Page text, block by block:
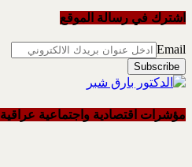
اشترك في رسالة الموقع
Email
مؤشرات اقتصادية واجتماعية عراقية